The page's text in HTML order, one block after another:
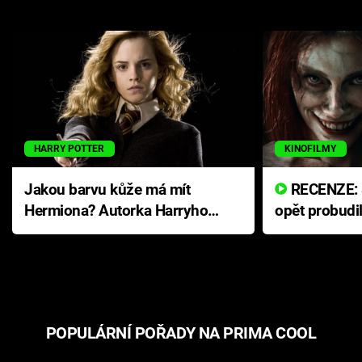
HARRY POTTER
Jakou barvu kůže má mít
Hermiona? Autorka Harryho
Pottera přišla s ráznou
KINOFILMY
opět
přichází s
POPULÁRNÍ POŘADY NA PRIMA COOL